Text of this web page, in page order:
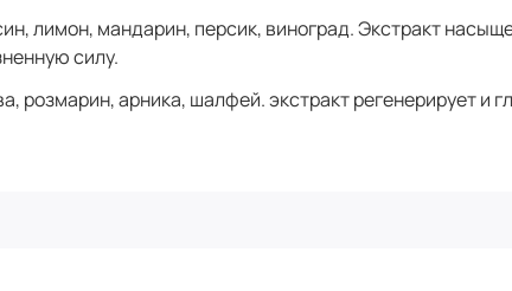
лимон, мандарин, персик, виноград. Экстракт
силу.
розмарин, арника, шалфей. экстракт регенерирует